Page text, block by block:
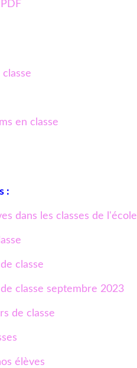
en classe
:
dans les classes de l'école
classe
classe septembre 2023
de classe
élèves